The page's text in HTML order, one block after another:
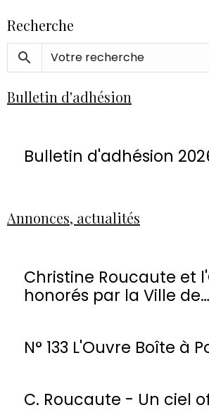
Recherche
Bulletin d'adhésion
Bulletin d'adhésion
Annonces, actualités
Christine Roucaute et
honorés par la Ville de
N° 133 L'Ouvre Boîte à
C. Roucaute - Un ciel